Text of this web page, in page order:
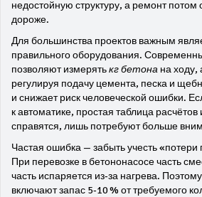
недостойную структуру, а ремонт потом
дороже.
Для большинства проектов важным
правильного оборудования.
позволяют измерятькг бетона на ходу,
регулируя подачу цемента, песка и
и снижает риск человеческой ошибки.
к автоматике, простая таблица
справятся, лишь потребуют больше
Частая ошибка — забыть учесть «потери
При перевозке в бетононасосе часть
часть испаряется из‑за нагрева.
включают запас 5‑10 % от требуемого